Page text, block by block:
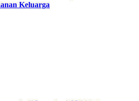
Keluarga